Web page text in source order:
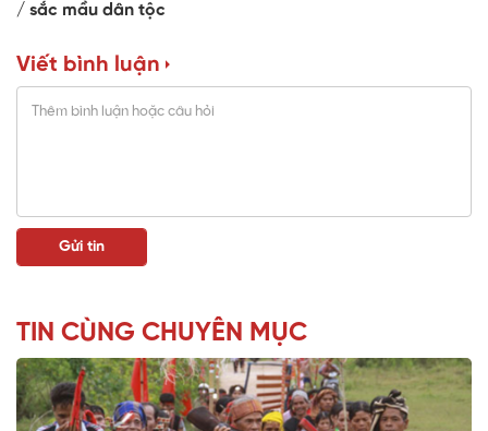
sắc mầu dân tộc
Viết bình luận
TIN CÙNG CHUYÊN MỤC